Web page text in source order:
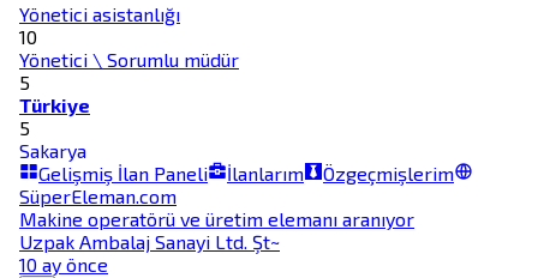
Yönetici asistanlığı
10
Yönetici \ Sorumlu müdür
5
Türkiye
5
Sakarya
Gelişmiş İlan Paneli
İlanlarım
Özgeçmişlerim
SüperEleman.com
Makine operatörü ve üretim elemanı aranıyor
Uzpak Ambalaj Sanayi Ltd. Şt~
10 ay önce